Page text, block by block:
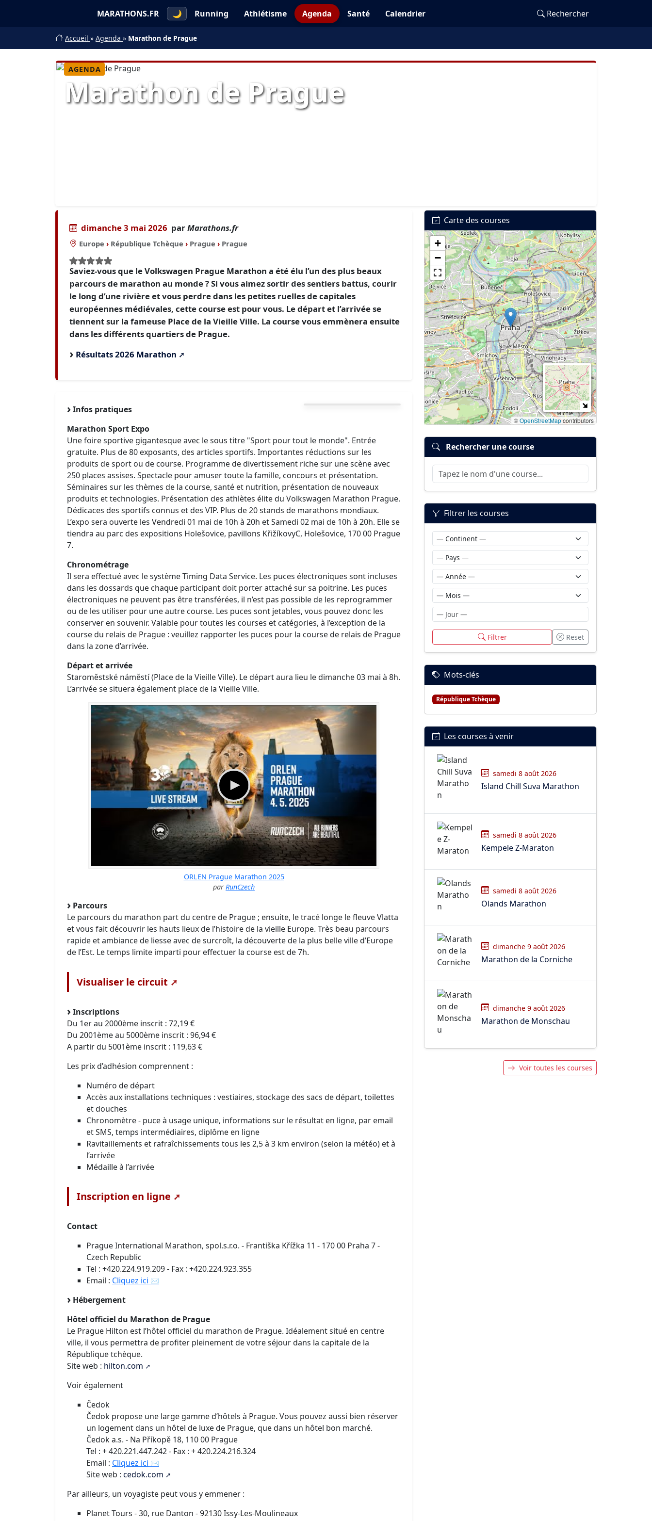
MARATHONS.FR 🌙 Running Athlétisme Agenda Santé Calendrier Rechercher
Accueil » Agenda » Marathon de Prague
AGENDA
Marathon de Prague
dimanche 3 mai 2026 parMarathons.fr
Europe › République Tchèque › Prague › Prague
Saviez-vous que le Volkswagen Prague Marathon a été élu l’un des plus beaux
parcours de marathon au monde ? Si vous aimez sortir des sentiers battus, courir
le long d’une rivière et vous perdre dans les petites ruelles de capitales
européennes médiévales, cette course est pour vous. Le départ et l’arrivée se
tiennent sur la fameuse Place de la Vieille Ville. La course vous emmènera ensuite
dans les différents quartiers de Prague.
Résultats 2026 Marathon
Infos pratiques
Marathon Sport Expo
Une foire sportive gigantesque avec le sous titre "Sport pour tout le monde". Entrée
gratuite. Plus de 80 exposants, des articles sportifs. Importantes réductions sur les
produits de sport ou de course. Programme de divertissement riche sur une scène avec
250 places assises. Spectacle pour amuser toute la famille, concours et présentation.
Séminaires sur les thèmes de la course, santé et nutrition, présentation de nouveaux
produits et technologies. Présentation des athlètes élite du Volkswagen Marathon Prague.
Dédicaces des sportifs connus et des VIP. Plus de 20 stands de marathons mondiaux.
L’expo sera ouverte les Vendredi 01 mai de 10h à 20h et Samedi 02 mai de 10h à 20h. Elle se
tiendra au parc des expositions Holešovice, pavillons KřižíkovyC, Holešovice, 170 00 Prague
7.
Chronométrage
Il sera effectué avec le système Timing Data Service. Les puces électroniques sont incluses
dans les dossards que chaque participant doit porter attaché sur sa poitrine. Les puces
électroniques ne peuvent pas être transférées, il n’est pas possible de les reprogrammer
ou de les utiliser pour une autre course. Les puces sont jetables, vous pouvez donc les
conserver en souvenir. Valable pour toutes les courses et catégories, à l’exception de la
course du relais de Prague : veuillez rapporter les puces pour la course de relais de Prague
dans la zone d’arrivée.
Départ et arrivée
Staroměstské náměstí (Place de la Vieille Ville). Le départ aura lieu le dimanche 03 mai à 8h.
L’arrivée se situera également place de la Vieille Ville.
ORLEN Prague Marathon 2025
par RunCzech
Parcours
Le parcours du marathon part du centre de Prague ; ensuite, le tracé longe le fleuve Vlatta
et vous fait découvrir les hauts lieux de l’histoire de la vieille Europe. Très beau parcours
rapide et ambiance de liesse avec de surcroît, la découverte de la plus belle ville d’Europe
de l’Est. Le temps limite imparti pour effectuer la course est de 7h.
Visualiser le circuit
Inscriptions
Du 1er au 2000ème inscrit : 72,19 €
Du 2001ème au 5000ème inscrit : 96,94 €
A partir du 5001ème inscrit : 119,63 €
Les prix d’adhésion comprennent :
Numéro de départ
Accès aux installations techniques : vestiaires, stockage des sacs de départ, toilettes
et douches
Chronomètre - puce à usage unique, informations sur le résultat en ligne, par email
et SMS, temps intermédiaires, diplôme en ligne
Ravitaillements et rafraîchissements tous les 2,5 à 3 km environ (selon la météo) et à
l’arrivée
Médaille à l’arrivée
Inscription en ligne
Contact
Prague International Marathon, spol.s.r.o. - Františka Křížka 11 - 170 00 Praha 7 -
Czech Republic
Tel : +420.224.919.209 - Fax : +420.224.923.355
Email : Cliquez ici
Hébergement
Hôtel officiel du Marathon de Prague
Le Prague Hilton est l’hôtel officiel du marathon de Prague. Idéalement situé en centre
ville, il vous permettra de profiter pleinement de votre séjour dans la capitale de la
République tchèque.
Site web : hilton.com
Voir également
Čedok
Čedok propose une large gamme d’hôtels à Prague. Vous pouvez aussi bien réserver
un logement dans un hôtel de luxe de Prague, que dans un hôtel bon marché.
Čedok a.s. - Na Příkopě 18, 110 00 Prague
Tel : + 420.221.447.242 - Fax : + 420.224.216.324
Email : Cliquez ici
Site web : cedok.com
Par ailleurs, un voyagiste peut vous y emmener :
Planet Tours - 30, rue Danton - 92130 Issy-Les-Moulineaux
Carte des courses
+
−
©OpenStreetMapcontributors
Rechercher une course
Filtrer les courses
Filtrer Reset
Mots-clés
République Tchèque
Les courses à venir
samedi 8 août 2026
Island Chill Suva Marathon
samedi 8 août 2026
Kempele Z-Maraton
samedi 8 août 2026
Olands Marathon
dimanche 9 août 2026
Marathon de la Corniche
dimanche 9 août 2026
Marathon de Monschau
Voir toutes les courses